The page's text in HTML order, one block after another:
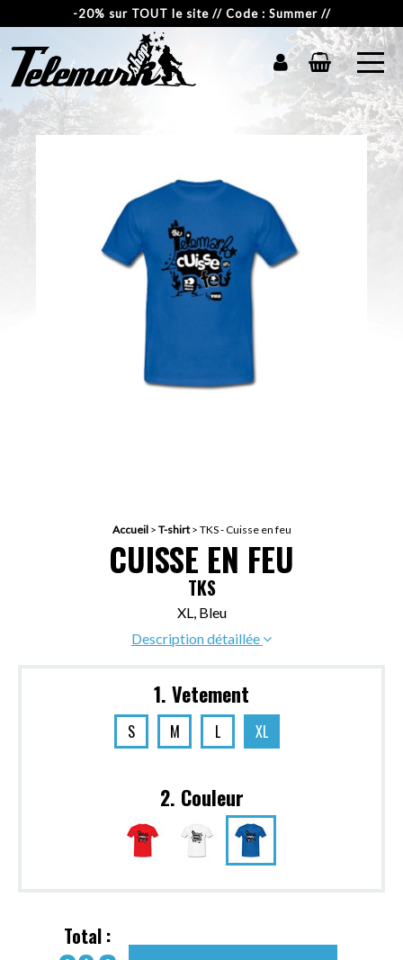
-20% sur TOUT le site // Code : Summer //
Accueil> T-shirt> TKS - Cuisse en feu
CUISSE EN FEU
TKS
XL, Bleu
Description détaillée
1. Vetement
S M L XL
2. Couleur
Total :